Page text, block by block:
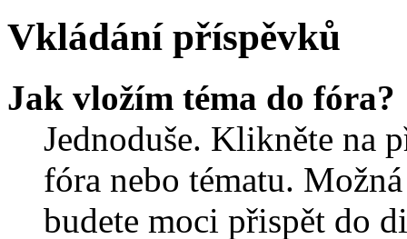
Vkládání příspěvků
Jak vložím téma do fóra?
Jednoduše. Klikněte na
fóra nebo tématu.
budete moci přispět do